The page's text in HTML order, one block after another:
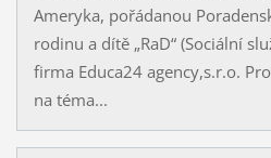
Ameryka, pořádanou
rodinu a dítě „RaD“ (Sociální
firma Educa24 agency,s.r.o.
na téma...